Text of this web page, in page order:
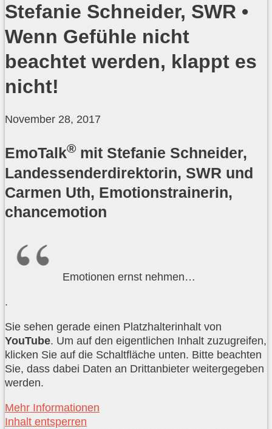
Stefanie Schneider, SWR •
Wenn Gefühle nicht
beachtet werden, klappt es
nicht!
November 28, 2017
EmoTalk® mit Stefanie Schneider,
Landessenderdirektorin, SWR und
Carmen Uth, Emotionstrainerin,
chancemotion
Emotionen ernst nehmen…
.
Sie sehen gerade einen Platzhalterinhalt von
YouTube. Um auf den eigentlichen Inhalt zuzugreifen,
klicken Sie auf die Schaltfläche unten. Bitte beachten
Sie, dass dabei Daten an Drittanbieter weitergegeben
werden.
Mehr Informationen
Inhalt entsperren